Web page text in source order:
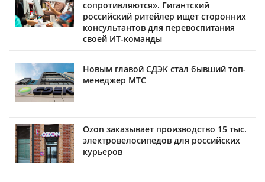
сопротивляются». Гигантский
российский ритейлер ищет сторонних
консультантов для перевоспитания
своей ИТ-команды
Новым главой СДЭК стал бывший топ-
менеджер МТС
Ozon заказывает производство 15 тыс.
электровелосипедов для российских
курьеров